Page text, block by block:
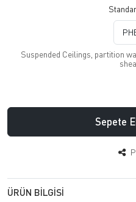
Suspended Ceilings, partition
Sepete
ÜRÜN BILGISI